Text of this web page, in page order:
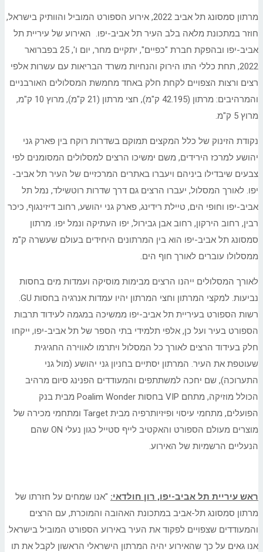
מרתון סמסונג תל אביב 2022, אירוע הספורט המוביל והוותיק בישראל,
חוזר במתכונת מלאה בלב העיר תל אביב-יפו. האירוע של עיריית תל
אביב-יפו ובהפקת חברת "כפיים", יתקיים מחר, יום ו', 25 בפברואר
2022, תחת כללי התו הירוק והנחיות משרד הבריאות עם עשרות אלפי
רצים ורצות הצפויים לקחת חלק באחד מחמשת המסלולים האורבניים
והמרהיבים: מרתון (42.195 ק"מ), חצי מרתון (21 ק"מ), מרוץ 10 ק"מ,
מרוץ 5 ק"מ.
נקודת הזינוק של כלל המקצים תמוקם בשדרות רוקח בין פארק גני
יהושע למרכז הירידים, משם ימשיכו הרצים למסלולים המסומנים לפי
צבעים שיבדילו ביניהם ויעברו באתרים המרכזיים של העיר תל אביב-
יפו. לאורך המסלול, יעברו הרצים גם דרך שדרות רוטשילד, נמל תל
אביב-יפו וחופי הים, טיילת רידינג, פארק גני יהושע, רחוב דיזינגוף, כיכר
רבין, רחוב הירקון, רחוב אבן גבירול, יפו העתיקה ונמל יפו. מרתון
סמסונג תל אביב-יפו הוא בין המרתונים היחידים בעולם שעשרה ק"מ
ממסלולו עוברים לאורך חוף הים.
לאורך המסלולים ייהנו הרצים מבימות מוסיקה ועמדות מים בחסות
נביעות. למקצי המרתון וחצי המרתון יהיו עמדות אנרגיה בחסות GU.
רשות הספורט בעיריית תל אביב-יפו ממשיכה במגמה לעידוד תרבות
הספורט בעיר ועל כן, אלפי תלמידי בתי הספר של תל אביב-יפו, ייקחו
חלק בעידוד הרצים לאורך כל המסלול ויתרמו לאווירה החגיגית
שעוטפת את העיר. המרתון יסתיים בחניון גני יהושע (מול גני
התערוכה), שם יחכה למשתתפים והמעודדים הפנינג סיום מרהיב
הכולל מוזיקה, מתחם VIP בחסות Poalim Wonder מבית בנק
הפועלים, מתחמי עיסוי ופיזיותרפיה מבית Target ומתחמי מכירה של
מוצרים מעולם הספורט והאקטיב לייף סטייל כגון נעלי ON שהם
הנעליים הרשמיות של האירוע.
ראש עיריית תל אביב-יפו, רון חולדאי: "אנו שמחים על חזרתו של
מרתון סמסונג תל-אביב במתכונת האהובה והמוכרת, עם הרצים
והמעודדים שצפויים לפקוד את העיר באירוע הספורט המוביל בישראל.
אנו גאים על כך שהאירוע יהיה המרתון הישראלי הראשון לקבל את תו